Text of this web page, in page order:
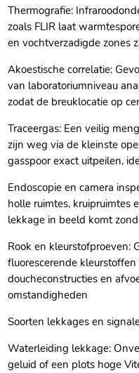
Thermografie:
zoals FLIR laat
en vochtverzadigde zones
Akoestische correlatie:
van laboratoriumniveau
zodat de breuklocatie op
Traceergas: Een veilig
zijn weg via de kleinste
gasspoor exact uitpeilen,
Endoscopie en camera
holle ruimtes, kruipruimtes
lekkage in beeld komt
Rook en kleurstofproeven:
fluorescerende
doucheconstructies en
omstandigheden
Soorten lekkages en
Waterleiding lekkage:
geluid of een plots hoge